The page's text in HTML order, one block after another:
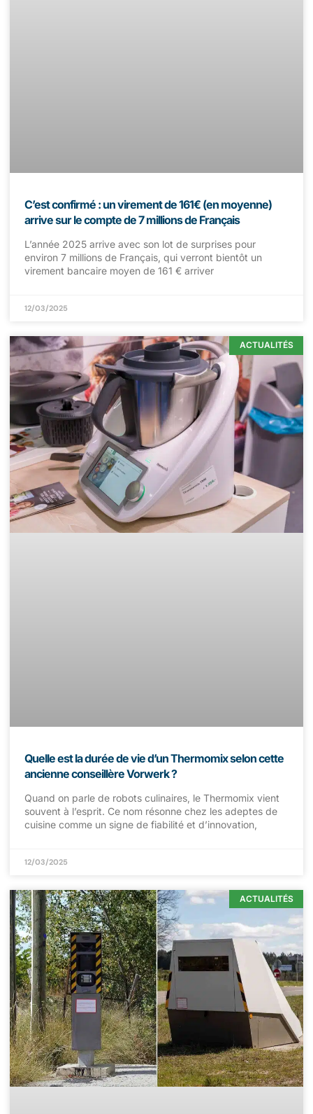
C’est confirmé : un virement de 161€ (en moyenne)
arrive sur le compte de 7 millions de Français
L’année 2025 arrive avec son lot de surprises pour
environ 7 millions de Français, qui verront bientôt un
virement bancaire moyen de 161 € arriver
12/03/2025
ACTUALITÉS
Quelle est la durée de vie d’un Thermomix selon cette
ancienne conseillère Vorwerk ?
Quand on parle de robots culinaires, le Thermomix vient
souvent à l’esprit. Ce nom résonne chez les adeptes de
cuisine comme un signe de fiabilité et d’innovation,
12/03/2025
ACTUALITÉS